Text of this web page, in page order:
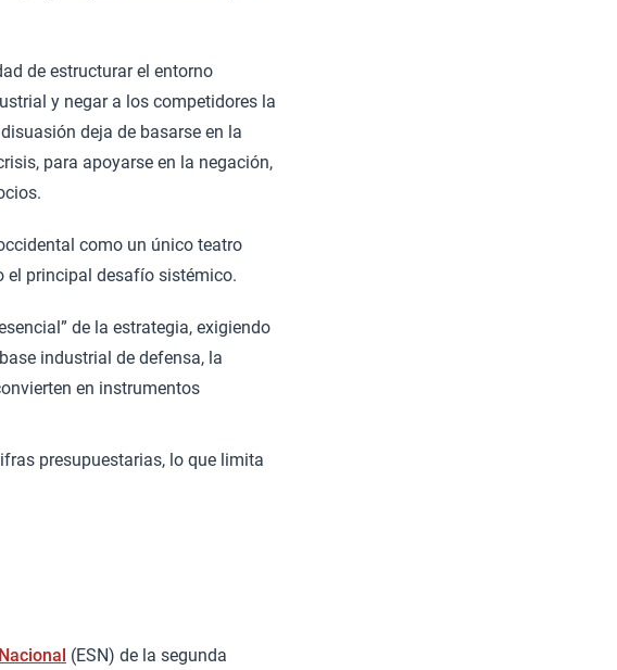
de estructurar el entorno
y negar a los competidores la
deja de basarse en la
para apoyarse en la negación,
como un único teatro
el principal desafío sistémico.
de la estrategia, exigiendo
industrial de defensa, la
en instrumentos
presupuestarias, lo que limita
(ESN) de la segunda